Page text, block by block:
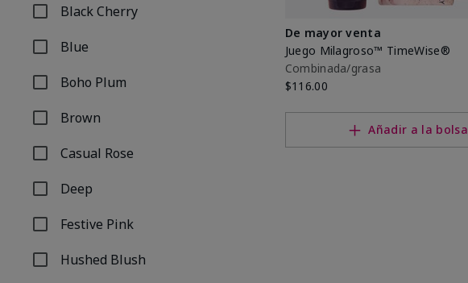
Black Cherry
Refinar por Por nombre de tono: Black Cherry
Blue
Refinar por Por nombre de tono: Blue
Boho Plum
Refinar por Por nombre de tono: Boho Plum
Brown
Refinar por Por nombre de tono: Brown
Casual Rose
Refinar por Por nombre de tono: Casual Rose
Deep
Refinar por Por nombre de tono: Deep
Festive Pink
Refinar por Por nombre de tono: Festive Pink
Hushed Blush
Refinar por Por nombre de tono: Hushed Blush
De mayor venta
Juego Milagroso™ TimeWise®
Combinada/grasa
$116.00
Añadir a la bolsa